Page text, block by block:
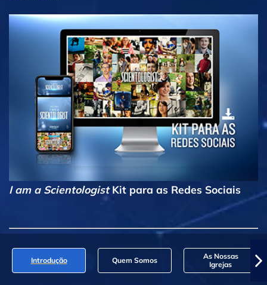
I am a ScientologistKit para as Redes Sociais
Introdução Quem Somos
As Nossas
Igrejas